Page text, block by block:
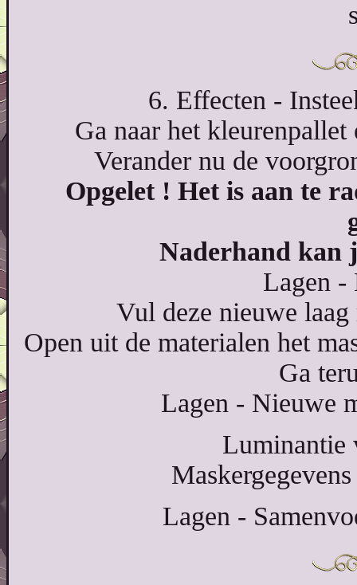
6. Effecten -
Ga naar het
Verander nu de
Opgelet ! Het is aan te
Naderhand kan
Lagen -
Vul deze nieuwe
Open uit de materialen het
Ga
Lagen - Nieuwe
Luminantie
Lagen -